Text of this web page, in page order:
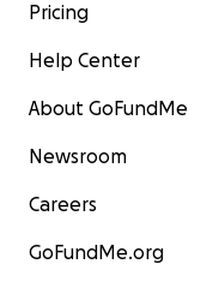
Pricing
Help Center
About GoFundMe
Newsroom
Careers
GoFundMe.org